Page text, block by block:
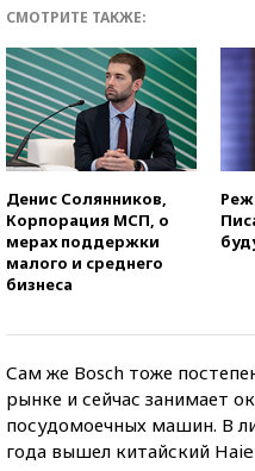
СМОТРИТЕ ТАКЖЕ:
Денис Солянников,
Корпорация МСП, о
мерах поддержки
малого и среднего
бизнеса
Сам же Bosch тоже
рынке и сейчас занимает
посудомоечных машин. В
года вышел китайский